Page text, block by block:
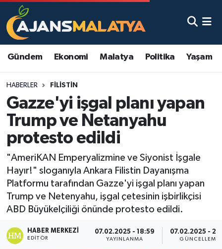
Gündem Ekonomi Malatya Politika Yaşam
HABERLER FILISTIN
Gazze'yi işgal planı yapan
Trump ve Netanyahu
protesto edildi
"AmeriKAN Emperyalizmine ve Siyonist İşgale
Hayır!" sloganıyla Ankara Filistin Dayanışma
Platformu tarafından Gazze'yi işgal planı yapan
Trump ve Netenyahu, işgal çetesinin işbirlikçisi
ABD Büyükelçiliği önünde protesto edildi.
HABER MERKEZI
EDITÖR
07.02.2025 - 18:59
YAYINLANMA
07.02.2025 -
GÜNCELLEME
Asayiş
Eğitim
Ekonomi
Gündem
Kültür & Sanat
Magazin
Politika
Malatya Nöbetçi Eczaneler
Malatya Namaz Vakitleri
Malatya Trafik Yoğunluk Haritası
TFF 3.Lig 2.Grup Puan Durumu ve Fikstür
Tüm Manşetler
Son Dakika Haberleri
Haber Arşivi